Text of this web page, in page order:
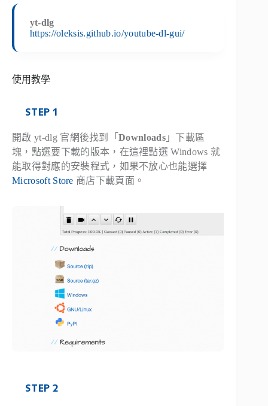
yt-dlg
https://oleksis.github.io/youtube-dl-gui/
使用教學
STEP 1
開啟 yt-dlg 官網後找到「Downloads 」下載區
塊，點選要下載的版本，在這裡點選 Windows 就
能取得對應的安裝程式，如果不放心也能選擇
Microsoft Store 商店下載頁面。
STEP 2